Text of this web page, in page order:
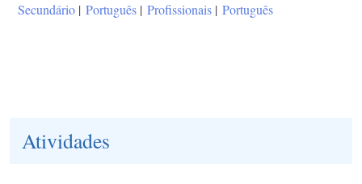
Secundário | Português | Profissionais | Português
Atividades